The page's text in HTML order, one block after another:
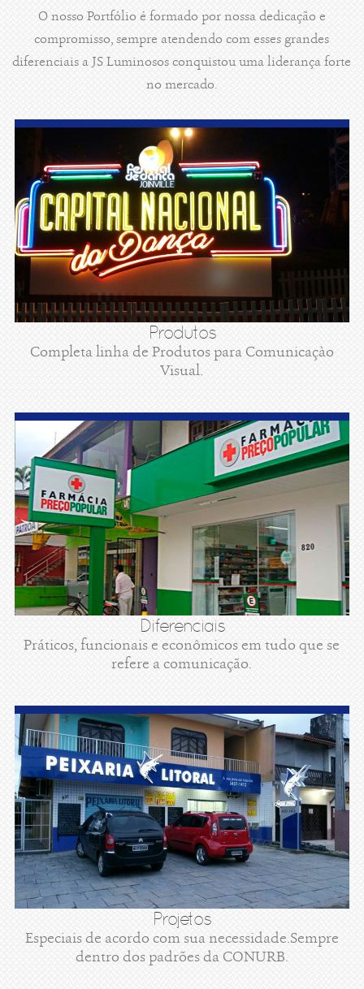
O nosso Portfólio é formado por nossa dedicação e
compromisso, sempre atendendo com esses grandes
diferenciais a JS Luminosos conquistou uma liderança forte
no mercado.
Produtos
Completa linha de Produtos para Comunicaçào
Visual.
Diferenciais
Práticos, funcionais e econômicos em tudo que se
refere a comunicação.
Projetos
Especiais de acordo com sua necessidade.Sempre
dentro dos padrões da CONURB.